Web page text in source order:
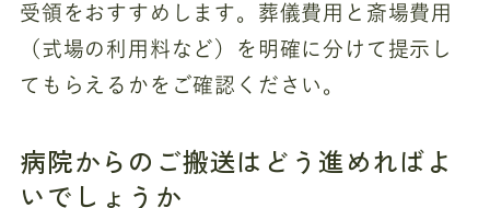
受領をおすすめします。葬儀費用と斎場費用
（式場の利用料など）を明確に分けて提示し
てもらえるかをご確認ください。
病院からのご搬送はどう進めればよ
いでしょうか